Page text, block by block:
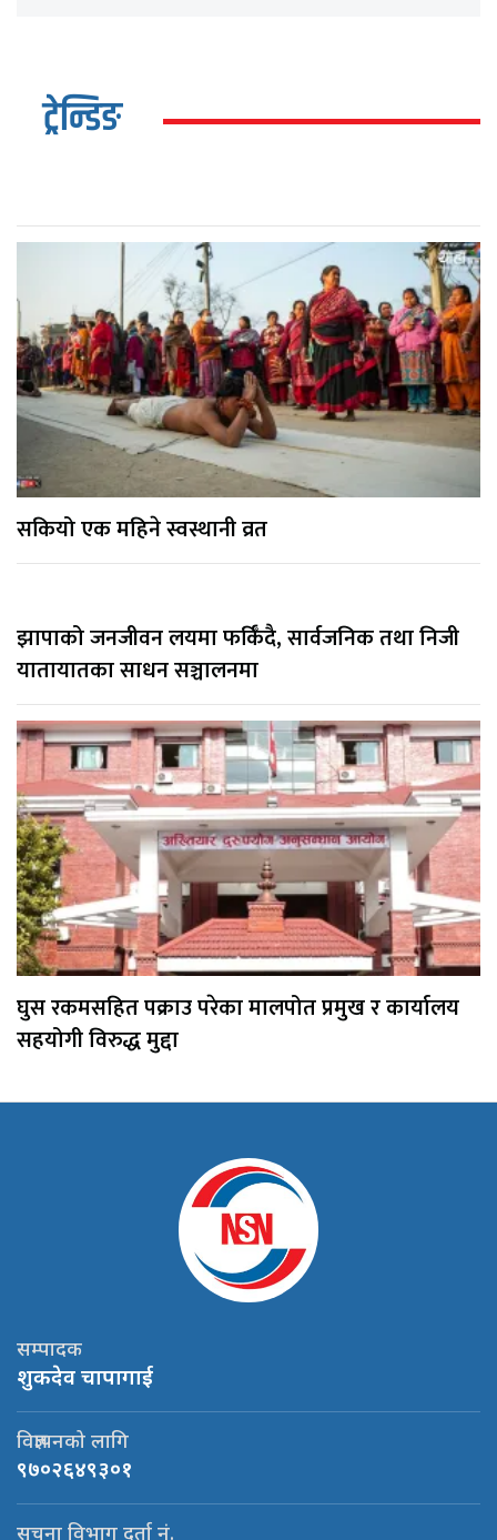
ट्रेन्डिङ
सकियो एक महिने स्वस्थानी व्रत
झापाको जनजीवन लयमा फर्किँदै, सार्वजनिक तथा निजी
यातायातका साधन सञ्चालनमा
घुस रकमसहित पक्राउ परेका मालपोत प्रमुख र कार्यालय
सहयोगी विरुद्ध मुद्दा
सम्पादक
शुकदेव चापागाई
विज्ञापनको लागि
९७०२६४९३०१